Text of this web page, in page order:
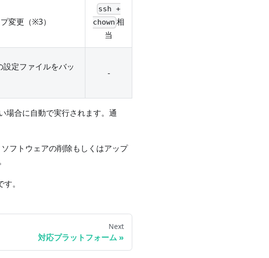
変更（※3）
ssh +
chown 相
当
定ファイルをバッ
-
場合に自動で実行されます。通
フトウェアの削除もしくはアップ
。
Next
対応プラットフォーム»